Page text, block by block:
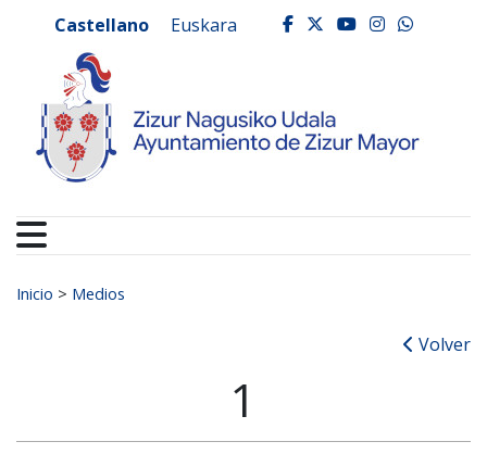
Ayuntamiento de
Castellano Euskara facebook
twitter
youtube
Buscar:
Inicio > Medios
Volver
1